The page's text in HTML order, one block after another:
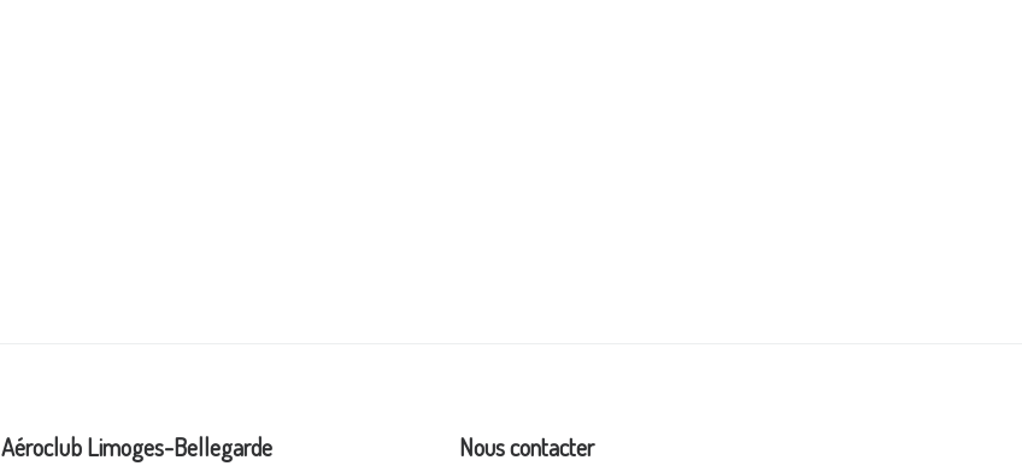
Aéroclub Limoges-Bellegarde Nous contacter